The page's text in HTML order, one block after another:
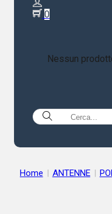
0
Nessun
Home | ANTENNE |